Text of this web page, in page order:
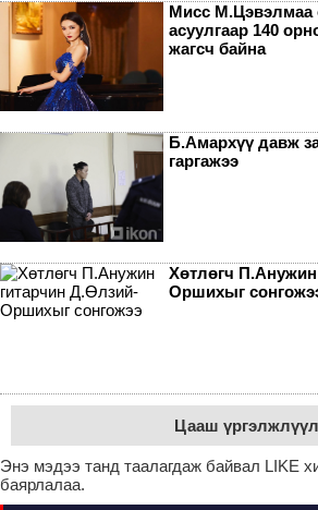
Мисс М.Цэвэлмаа
асуулгаар 140
жагсч байна
Б.Амархүү давж
гаргажээ
Хөтлөгч
Оршихыг
Цааш
Энэ мэдээ танд таалагдаж байвал LIKE
баярлалаа.